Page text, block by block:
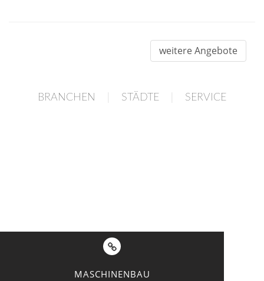
weitere Angebote
BRANCHEN STÄDTE SERVICE
MASCHINENBAU